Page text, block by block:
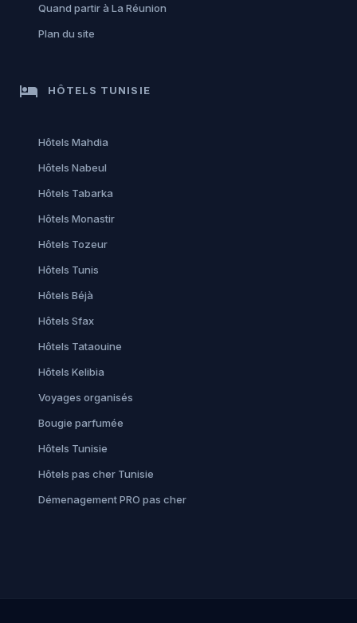
Quand partir à La Réunion
Plan du site
hotel HÔTELS TUNISIE
Hôtels Mahdia
Hôtels Nabeul
Hôtels Tabarka
Hôtels Monastir
Hôtels Tozeur
Hôtels Tunis
Hôtels Béjà
Hôtels Sfax
Hôtels Tataouine
Hôtels Kelibia
Voyages organisés
Bougie parfumée
Hôtels Tunisie
Hôtels pas cher Tunisie
Démenagement PRO pas cher